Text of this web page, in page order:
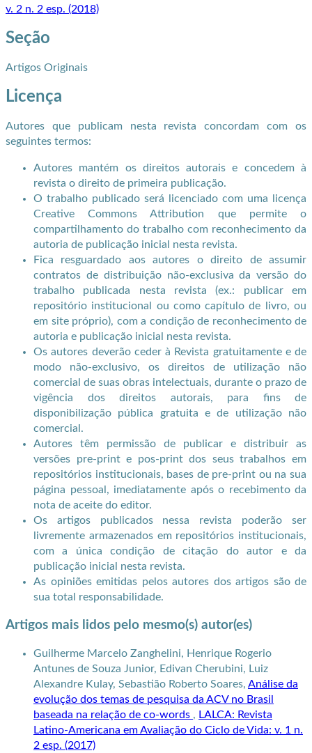
v. 2 n. 2 esp. (2018)
Seção
Artigos Originais
Licença
Autores que publicam nesta revista concordam com os
seguintes termos:
Autores mantém os direitos autorais e concedem à
revista o direito de primeira publicação.
O trabalho publicado será licenciado com uma licença
Creative Commons Attribution que permite o
compartilhamento do trabalho com reconhecimento da
autoria de publicação inicial nesta revista.
Fica resguardado aos autores o direito de assumir
contratos de distribuição não-exclusiva da versão do
trabalho publicada nesta revista (ex.: publicar em
repositório institucional ou como capítulo de livro, ou
em site próprio), com a condição de reconhecimento de
autoria e publicação inicial nesta revista.
Os autores deverão ceder à Revista gratuitamente e de
modo não-exclusivo, os direitos de utilização não
comercial de suas obras intelectuais, durante o prazo de
vigência dos direitos autorais, para fins de
disponibilização pública gratuita e de utilização não
comercial.
Autores têm permissão de publicar e distribuir as
versões pre-print e pos-print dos seus trabalhos em
repositórios institucionais, bases de pre-print ou na sua
página pessoal, imediatamente após o recebimento da
nota de aceite do editor.
Os artigos publicados nessa revista poderão ser
livremente armazenados em repositórios institucionais,
com a única condição de citação do autor e da
publicação inicial nesta revista.
As opiniões emitidas pelos autores dos artigos são de
sua total responsabilidade.
Artigos mais lidos pelo mesmo(s) autor(es)
Guilherme Marcelo Zanghelini, Henrique Rogerio
Antunes de Souza Junior, Edivan Cherubini, Luiz
Alexandre Kulay, Sebastião Roberto Soares, Análise da
evolução dos temas de pesquisa da ACV no Brasil
baseada na relação de co-words , LALCA: Revista
Latino-Americana em Avaliação do Ciclo de Vida: v. 1 n.
2 esp. (2017)